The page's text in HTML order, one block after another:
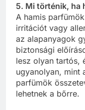
5. Mi történik, ha
A hamis
irritációt vagy
az alapanyagok
biztonsági
lesz olyan tartós,
ugyanolyan, mint
parfümök
lehetnek a bőrre.